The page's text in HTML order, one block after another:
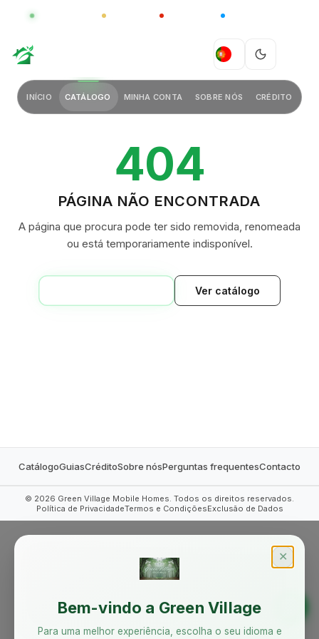
GLOBAL CHINA
PT
INÍCIO CATÁLOGO MINHA CONTA SOBRE NÓS CRÉDITO
404
PÁGINA NÃO ENCONTRADA
A página que procura pode ter sido removida, renomeada
ou está temporariamente indisponível.
Ver catálogo
CatálogoGuiasCréditoSobre nósPerguntas frequentesContacto
© 2026 Green Village Mobile Homes. Todos os direitos reservados.
Política de PrivacidadeTermos e CondiçõesExclusão de Dados
✕
Bem-vindo a Green Village
Para uma melhor experiência, escolha o seu idioma e